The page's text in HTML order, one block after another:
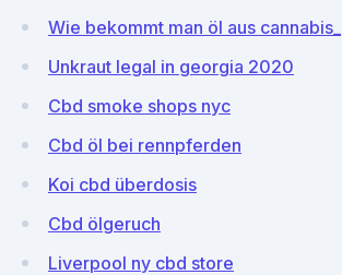
Wie bekommt man öl aus cannabis_
Unkraut legal in georgia 2020
Cbd smoke shops nyc
Cbd öl bei rennpferden
Koi cbd überdosis
Cbd ölgeruch
Liverpool ny cbd store